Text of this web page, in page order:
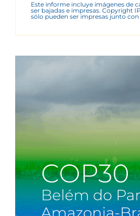
Este informe incluye imágenes de
ser bajadas e impresas. Copyright
sólo pueden ser impresas junto